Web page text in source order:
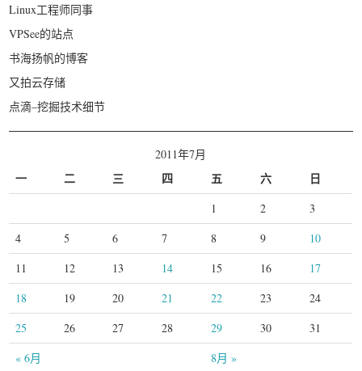
Linux工程师同事
VPSee的站点
书海扬帆的博客
又拍云存储
点滴–挖掘技术细节
2011年7月
一 二 三 四 五 六 日
« 6月 8月 »
1 2
3
4
5 6 7 8 9
10
11
12 13 14 15 16
17
18
19 20 21 22 23
24
25
26 27 28 29 30 31